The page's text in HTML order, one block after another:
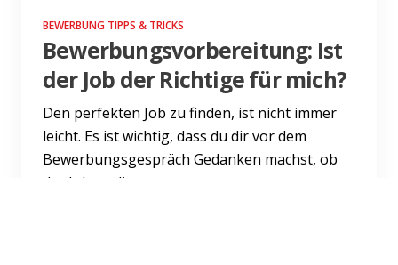
BEWERBUNG TIPPS & TRICKS
Bewerbungsvorbereitung: Ist
der Job der Richtige für mich?
Den perfekten Job zu finden, ist nicht immer
leicht. Es ist wichtig, dass du dir vor dem
Bewerbungsgespräch Gedanken machst, ob
der Job zu dir passt o...